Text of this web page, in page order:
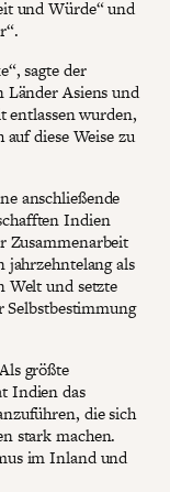
und Würde“ und
sagte der
Länder Asiens und
entlassen wurden,
diese Weise zu
anschließende
Indien
Zusammenarbeit
jahrzehntelang als
Welt und setzte
größte
Indien das
die sich
stark machen.
im Inland und